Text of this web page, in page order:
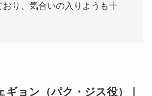
おり、気合いの入りようも十
ギョン（パク・ジス役）｜